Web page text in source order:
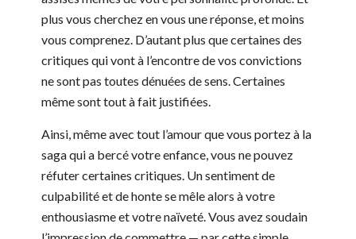
plus vous cherchez en vous une réponse, et moins
vous comprenez. D’autant plus que certaines des
critiques qui vont à l’encontre de vos convictions
ne sont pas toutes dénuées de sens. Certaines
même sont tout à fait justifiées.
Ainsi, même avec tout l’amour que vous portez à la
saga qui a bercé votre enfance, vous ne pouvez
réfuter certaines critiques. Un sentiment de
culpabilité et de honte se mêle alors à votre
enthousiasme et votre naïveté. Vous avez soudain